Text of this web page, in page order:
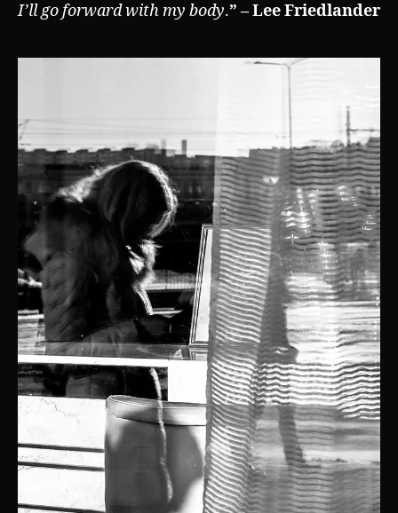
I’ll go forward with my body.” –Lee Friedlander